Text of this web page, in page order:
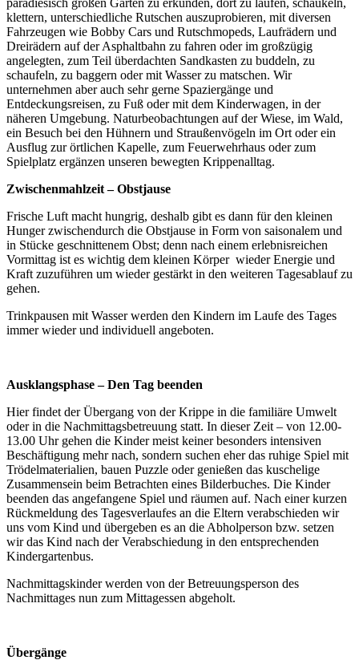
paradiesisch großen Garten zu erkunden, dort zu laufen, schaukeln,
klettern, unterschiedliche Rutschen auszuprobieren, mit diversen
Fahrzeugen wie Bobby Cars und Rutschmopeds, Laufrädern und
Dreirädern auf der Asphaltbahn zu fahren oder im großzügig
angelegten, zum Teil überdachten Sandkasten zu buddeln, zu
schaufeln, zu baggern oder mit Wasser zu matschen. Wir
unternehmen aber auch sehr gerne Spaziergänge und
Entdeckungsreisen, zu Fuß oder mit dem Kinderwagen, in der
näheren Umgebung. Naturbeobachtungen auf der Wiese, im Wald,
ein Besuch bei den Hühnern und Straußenvögeln im Ort oder ein
Ausflug zur örtlichen Kapelle, zum Feuerwehrhaus oder zum
Spielplatz ergänzen unseren bewegten Krippenalltag.
Zwischenmahlzeit – Obstjause
Frische Luft macht hungrig, deshalb gibt es dann für den kleinen
Hunger zwischendurch die Obstjause in Form von saisonalem und
in Stücke geschnittenem Obst; denn nach einem erlebnisreichen
Vormittag ist es wichtig dem kleinen Körper wieder Energie und
Kraft zuzuführen um wieder gestärkt in den weiteren Tagesablauf zu
gehen.
Trinkpausen mit Wasser werden den Kindern im Laufe des Tages
immer wieder und individuell angeboten.
Ausklangsphase – Den Tag beenden
Hier findet der Übergang von der Krippe in die familiäre Umwelt
oder in die Nachmittagsbetreuung statt. In dieser Zeit – von 12.00-
13.00 Uhr gehen die Kinder meist keiner besonders intensiven
Beschäftigung mehr nach, sondern suchen eher das ruhige Spiel mit
Trödelmaterialien, bauen Puzzle oder genießen das kuschelige
Zusammensein beim Betrachten eines Bilderbuches. Die Kinder
beenden das angefangene Spiel und räumen auf. Nach einer kurzen
Rückmeldung des Tagesverlaufes an die Eltern verabschieden wir
uns vom Kind und übergeben es an die Abholperson bzw. setzen
wir das Kind nach der Verabschiedung in den entsprechenden
Kindergartenbus.
Nachmittagskinder werden von der Betreuungsperson des
Nachmittages nun zum Mittagessen abgeholt.
Übergänge